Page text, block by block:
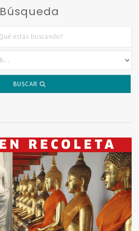
Búsqueda
BUSCAR